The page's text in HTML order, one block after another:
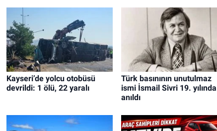
Kayseri’de yolcu otobüsü
devrildi: 1 ölü, 22 yaralı
Türk basınının unutulmaz
ismi İsmail Sivri 19. yılında
anıldı